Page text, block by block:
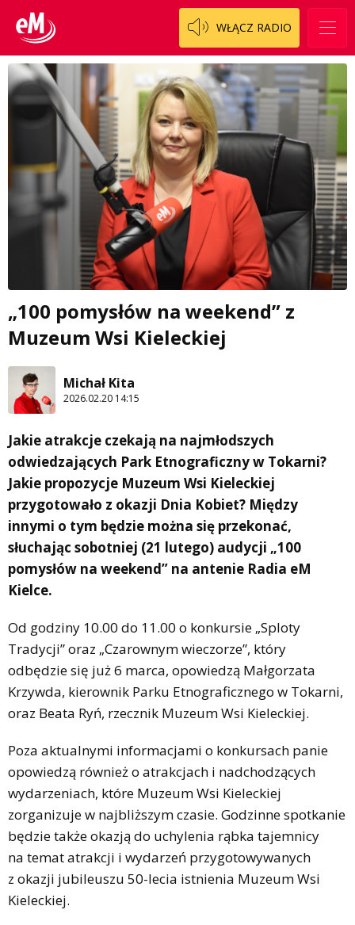
WŁĄCZ RADIO
„100 pomysłów na weekend” z
Muzeum Wsi Kieleckiej
Michał Kita
2026.02.20 14:15
Jakie atrakcje czekają na najmłodszych
odwiedzających Park Etnograficzny w Tokarni?
Jakie propozycje Muzeum Wsi Kieleckiej
przygotowało z okazji Dnia Kobiet? Między
innymi o tym będzie można się przekonać,
słuchając sobotniej (21 lutego) audycji „100
pomysłów na weekend” na antenie Radia eM
Kielce.
Od godziny 10.00 do 11.00 o konkursie „Sploty
Tradycji” oraz „Czarownym wieczorze”, który
odbędzie się już 6 marca, opowiedzą Małgorzata
Krzywda, kierownik Parku Etnograficznego w Tokarni,
oraz Beata Ryń, rzecznik Muzeum Wsi Kieleckiej.
Poza aktualnymi informacjami o konkursach panie
opowiedzą również o atrakcjach i nadchodzących
wydarzeniach, które Muzeum Wsi Kieleckiej
zorganizuje w najbliższym czasie. Godzinne spotkanie
będzie także okazją do uchylenia rąbka tajemnicy
na temat atrakcji i wydarzeń przygotowywanych
z okazji jubileuszu 50-lecia istnienia Muzeum Wsi
Kieleckiej.